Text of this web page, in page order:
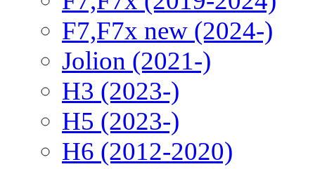
F7,F7x new (2024-)
Jolion (2021-)
H3 (2023-)
H5 (2023-)
H6 (2012-2020)